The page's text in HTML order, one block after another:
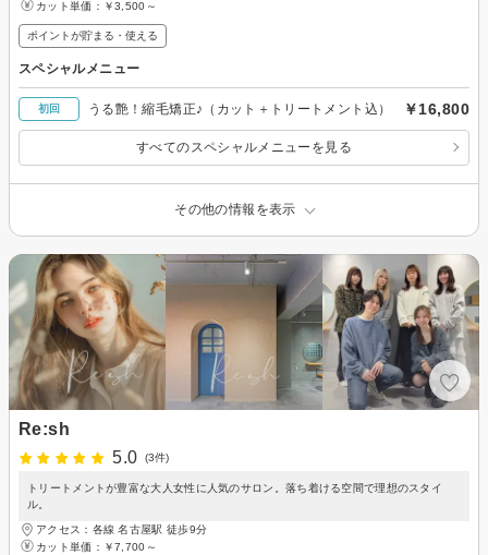
カット単価： ￥3,500～
ポイントが貯まる・使える
スペシャルメニュー
初回 うる艶！縮毛矯正♪（カット＋トリートメント込） ￥16,800
すべてのスペシャルメニューを見る
その他の情報を表示
Re:sh
5.0
(3件)
トリートメントが豊富な大人女性に人気のサロン。落ち着ける空間で理想のスタイ
ル。
アクセス：各線 名古屋駅 徒歩9分
カット単価： ￥7,700～